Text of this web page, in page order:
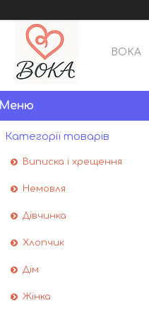
BOKA
Категорії товарів
Виписка і хрещення
Немовля
Дівчинка
Хлопчик
Дім
Жінка